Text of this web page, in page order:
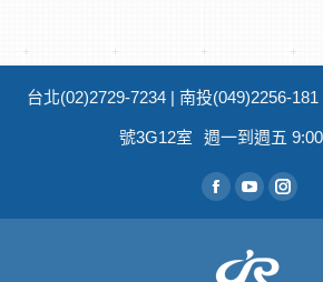
台北(02)2729-7234 | 南投(049)2256-181
號3G12室 週一到週五
Facebook
YouTube